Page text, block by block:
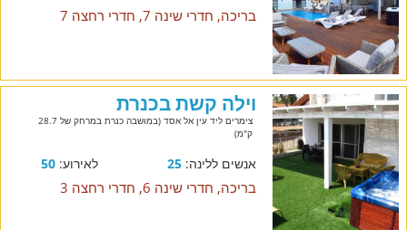
בריכה, חדרי שינה 7, חדרי רחצה 7
וילה קשת בכנרת
צימרים ליד עין אל אסד (במושבה כנרת במרחק של 28.7
ק"מ)
אנשים ללינה:25 לאירוע:50
בריכה, חדרי שינה 6, חדרי רחצה 3